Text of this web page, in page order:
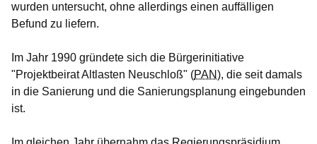
wurden untersucht, ohne allerdings einen auffälligen
Befund zu liefern.
Im Jahr 1990 gründete sich die Bürgerinitiative
"Projektbeirat Altlasten Neuschloß" (PAN), die seit damals
in die Sanierung und die Sanierungsplanung eingebunden
ist.